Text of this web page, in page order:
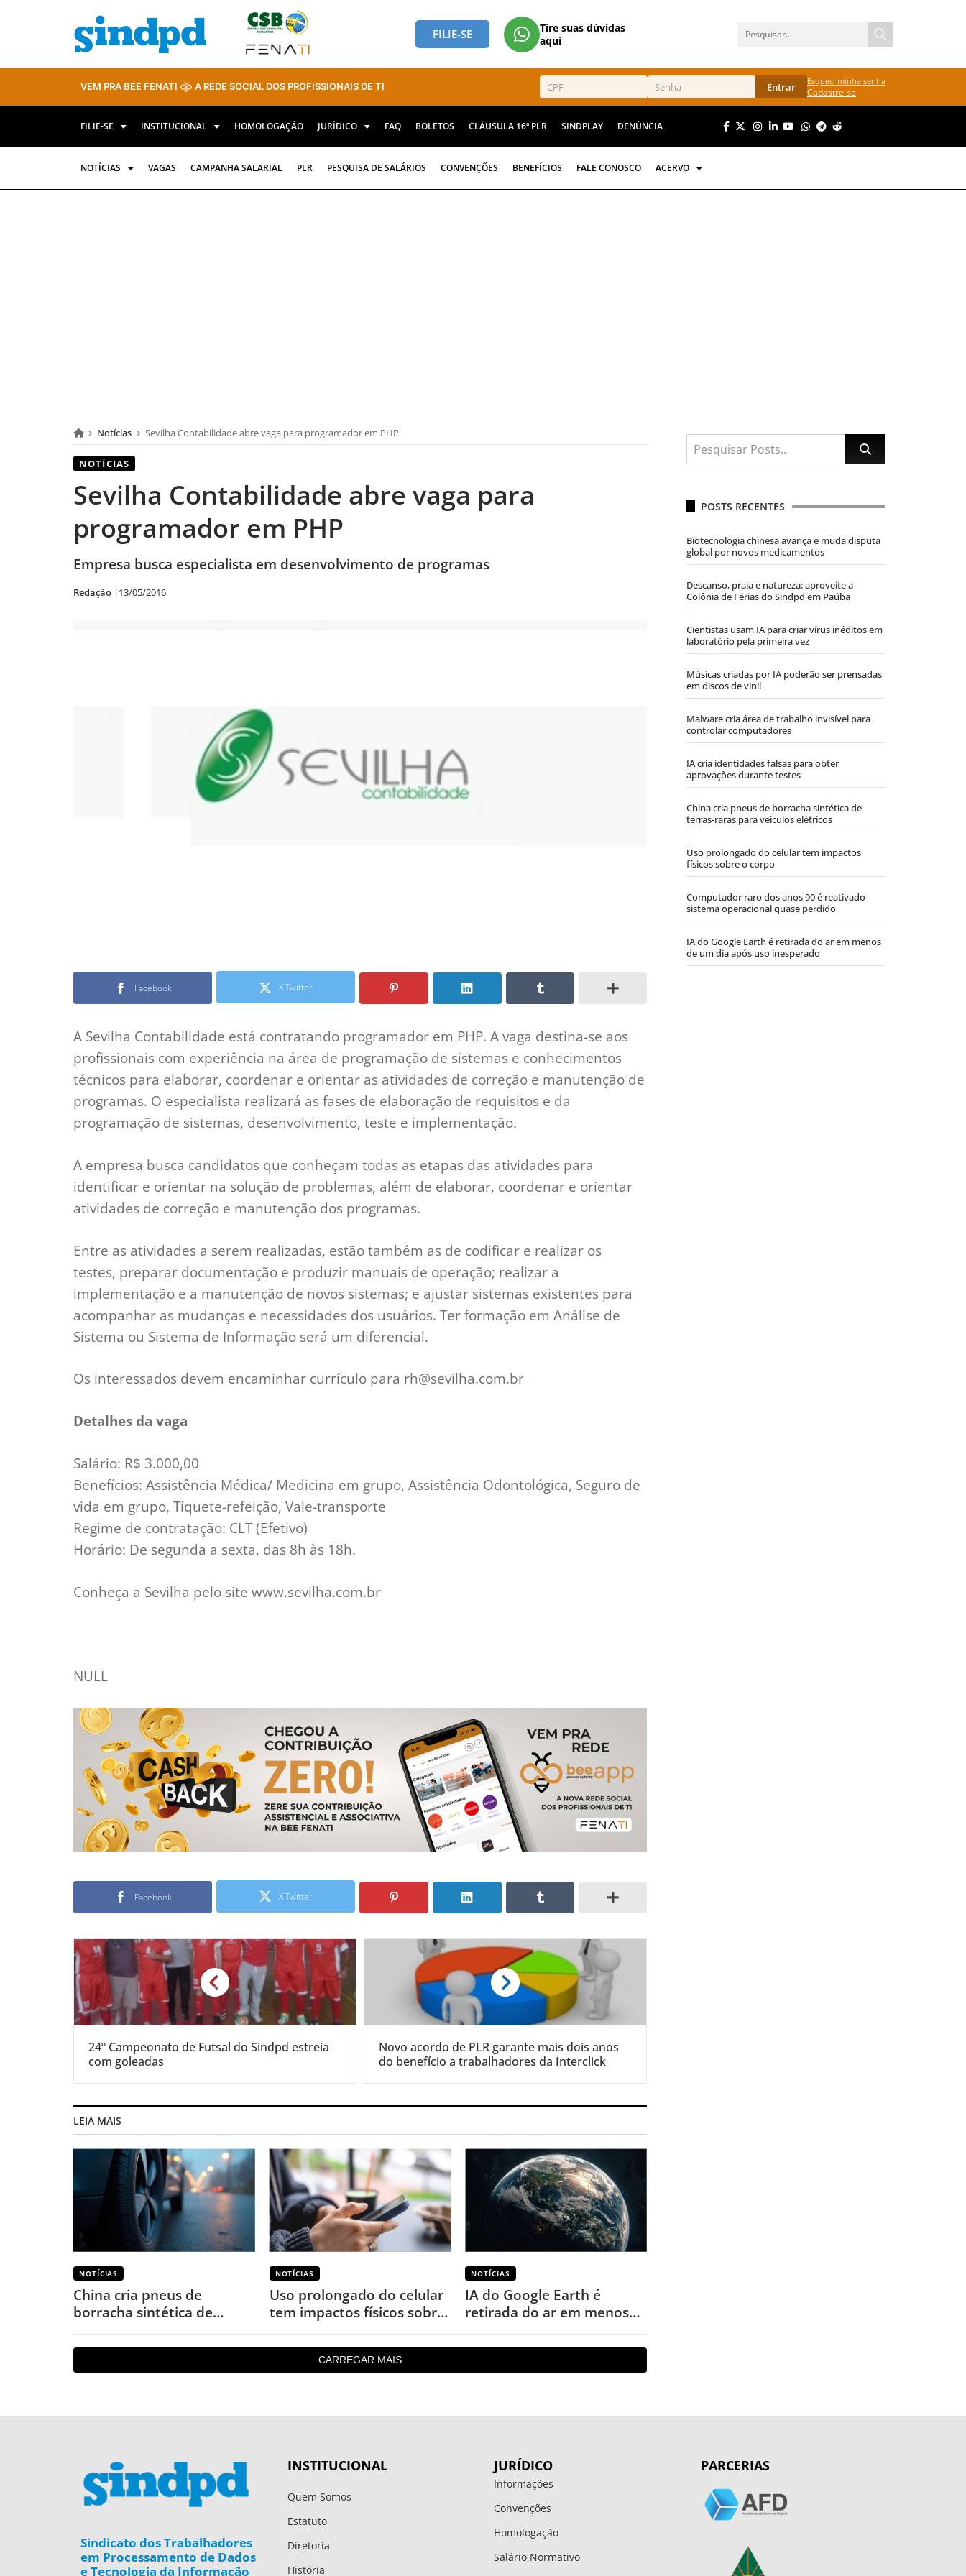
FILIE-SE
Tire suas dúvidas
aqui
VEM PRA BEE FENATI A REDE SOCIAL DOS PROFISSIONAIS DE TI Entrar Esqueci minha senha
Cadastre-se
FILIE-SE INSTITUCIONAL HOMOLOGAÇÃO JURÍDICO FAQ BOLETOS CLÁUSULA 16ª PLR SINDPLAY DENÚNCIA
NOTÍCIAS VAGAS CAMPANHA SALARIAL PLR PESQUISA DE SALÁRIOS CONVENÇÕES BENEFÍCIOS FALE CONOSCO ACERVO
Notícias Sevilha Contabilidade abre vaga para programador em PHP
NOTÍCIAS
Sevilha Contabilidade abre vaga para
programador em PHP
Empresa busca especialista em desenvolvimento de programas
Redação |13/05/2016
Facebook X Twitter
A Sevilha Contabilidade está contratando programador em PHP. A vaga destina-se aos
profissionais com experiência na área de programação de sistemas e conhecimentos
técnicos para elaborar, coordenar e orientar as atividades de correção e manutenção de
programas. O especialista realizará as fases de elaboração de requisitos e da
programação de sistemas, desenvolvimento, teste e implementação.
A empresa busca candidatos que conheçam todas as etapas das atividades para
identificar e orientar na solução de problemas, além de elaborar, coordenar e orientar
atividades de correção e manutenção dos programas.
Entre as atividades a serem realizadas, estão também as de codificar e realizar os
testes, preparar documentação e produzir manuais de operação; realizar a
implementação e a manutenção de novos sistemas; e ajustar sistemas existentes para
acompanhar as mudanças e necessidades dos usuários. Ter formação em Análise de
Sistema ou Sistema de Informação será um diferencial.
Os interessados devem encaminhar currículo para rh@sevilha.com.br
Detalhes da vaga
Salário: R$ 3.000,00
Benefícios: Assistência Médica/ Medicina em grupo, Assistência Odontológica, Seguro de
vida em grupo, Tíquete-refeição, Vale-transporte
Regime de contratação: CLT (Efetivo)
Horário: De segunda a sexta, das 8h às 18h.
Conheça a Sevilha pelo site www.sevilha.com.br
NULL
Facebook X Twitter
24º Campeonato de Futsal do Sindpd estreia
com goleadas
Novo acordo de PLR garante mais dois anos
do benefício a trabalhadores da Interclick
LEIA MAIS
NOTÍCIAS
China cria pneus de
borracha sintética de
terras-raras para veículos
elétricos
NOTÍCIAS
Uso prolongado do celular
tem impactos físicos sobre
o corpo
NOTÍCIAS
IA do Google Earth é
retirada do ar em menos
de um dia após uso
inesperado
CARREGAR MAIS
POSTS RECENTES
Biotecnologia chinesa avança e muda disputa
global por novos medicamentos
Descanso, praia e natureza: aproveite a
Colônia de Férias do Sindpd em Paúba
Cientistas usam IA para criar vírus inéditos em
laboratório pela primeira vez
Músicas criadas por IA poderão ser prensadas
em discos de vinil
Malware cria área de trabalho invisível para
controlar computadores
IA cria identidades falsas para obter
aprovações durante testes
China cria pneus de borracha sintética de
terras-raras para veículos elétricos
Uso prolongado do celular tem impactos
físicos sobre o corpo
Computador raro dos anos 90 é reativado
sistema operacional quase perdido
IA do Google Earth é retirada do ar em menos
de um dia após uso inesperado
Sindicato dos Trabalhadores
em Processamento de Dados
e Tecnologia da Informação
INSTITUCIONAL
Quem Somos
Estatuto
Diretoria
História
JURÍDICO
Informações
Convenções
Homologação
Salário Normativo
PARCERIAS